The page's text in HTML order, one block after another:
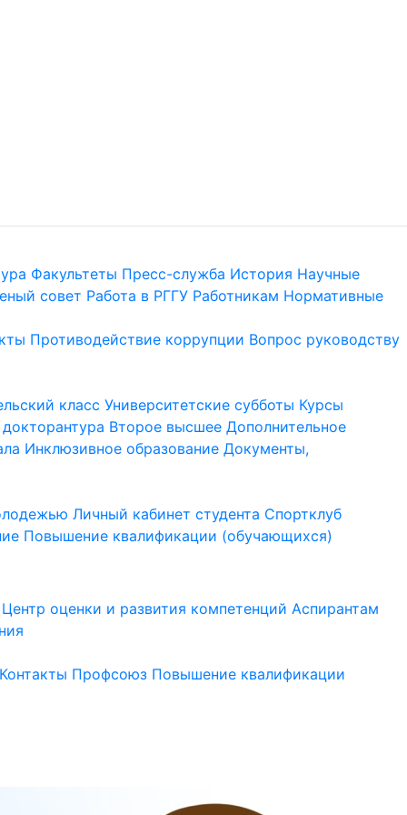
Факультеты Пресс-служба История Научные
совет Работа в РГГУ Работникам Нормативные
Противодействие коррупции Вопрос руководству
класс Университетские субботы Курсы
Второе высшее Дополнительное
Инклюзивное образование Документы,
Личный кабинет студента Спортклуб
Повышение квалификации (обучающихся)
Центр оценки и развития компетенций Аспирантам
Контакты Профсоюз Повышение квалификации